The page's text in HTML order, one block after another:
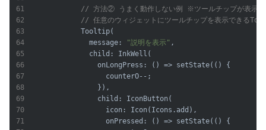
// 方法② うまく動作しない例 ※ツールチップが表示さ
// 任意のウィジェットにツールチップを表示できる
            Tooltip(
              message:
"説明を表示" ,
              child: InkWell(
                onLongPress: () => setState(() {
                  counterO--;
                }),
                child: IconButton(
                  icon: Icon(Icons.add),
                  onPressed: () => setState(() {